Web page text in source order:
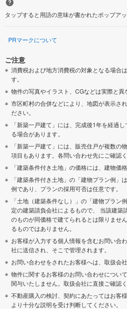
タップすると用語の意味が書かれたポップアッ
PRマークについて
ご注意
消費税および地方消費税の対象となる場合
す。
物件の写真やイラスト、CGなどは実際と異
市区町村の合併などにより、地図が表示さ
ださい。
「新築一戸建て」には、完成後1年を経過
る場合があります。
「新築一戸建て」には、販売住戸が複数の
項目もあります。各問い合わせ先にご確認く
「建築条件付き土地」の価格には、建物価
「建築条件付き土地」の「建物プラン例」
例であり、プランの採用可否は任意です。
「土地（建築条件なし）」の「建物プラン
定の建築請負会社によるもので、 当該建築
のものが同価格で建てられるとは限りませ
るものではありません。
お客様が入力する個人情報を含むお問い合
社に送信され、そこで管理されます。
お問い合わせをされたお客様へは、取扱会
物件に関するお客様のお問い合わせについ
関与いたしません。取扱会社に直接ご確認く
不動産購入の検討、契約にあたってはお客
より十分な説明を受け判断してください。